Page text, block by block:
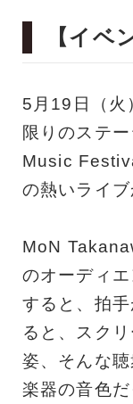
【イベ
5月19日（火
限りのステ
Music
の熱いライブ
MoN
のオーディ
すると、拍
ると、スク
姿、そんな
楽器の音色だ